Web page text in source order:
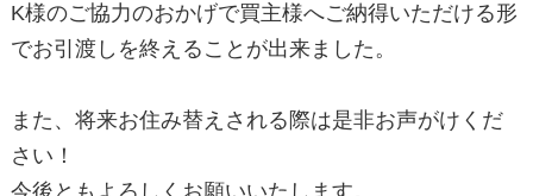
K様のご協力のおかげで買主様へご納得いただける形
でお引渡しを終えることが出来ました。
また、将来お住み替えされる際は是非お声がけくだ
さい！